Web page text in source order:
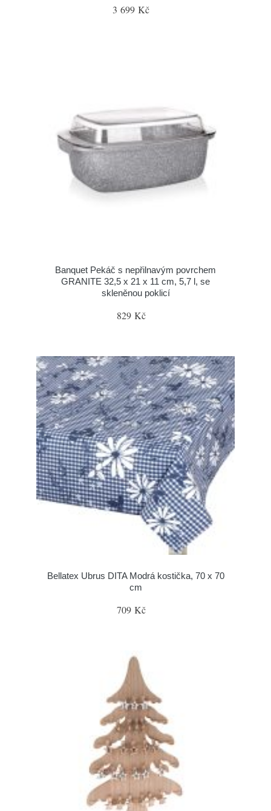
3 699 Kč
Banquet Pekáč s nepřilnavým povrchem
GRANITE 32,5 x 21 x 11 cm, 5,7 l, se
skleněnou poklicí
829 Kč
Bellatex Ubrus DITA Modrá kostička, 70 x 70
cm
709 Kč